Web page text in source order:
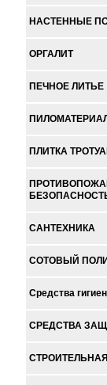
НАСТЕННЫЕ
ОРГАЛИТ
ПЕЧНОЕ ЛИТЬЕ
ПИЛОМАТЕРИАЛ
ПЛИТКА
САНТЕХНИКА
СОТОВЫЙ
Средства
СРЕДСТВА